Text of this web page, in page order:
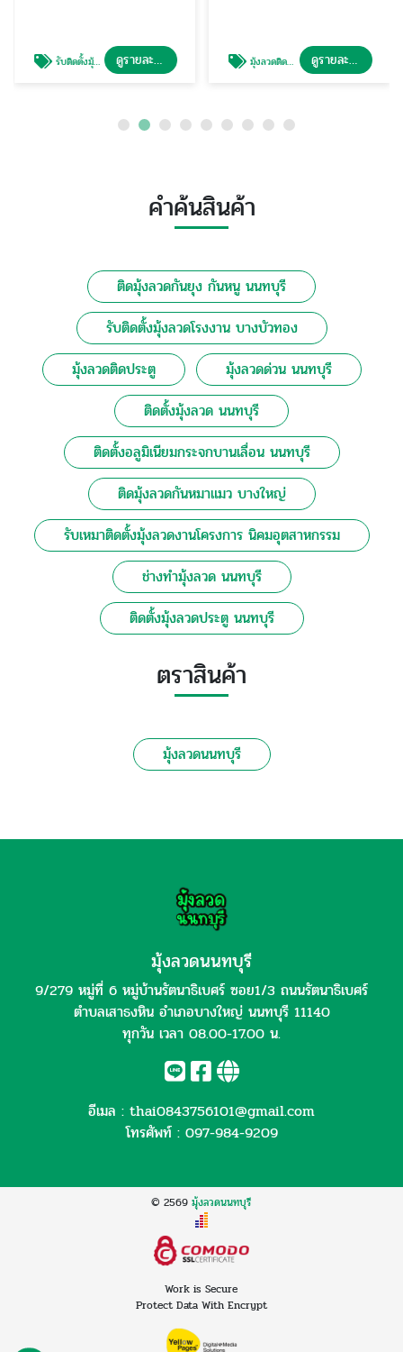
รับติดตั้งมุ้งลวดโรงงาน บางบัวทอง ดูรายละเอียด มุ้งลวดติดประตู ดูรายละเอียด
คำค้นสินค้า
ติดมุ้งลวดกันยุง กันหนู นนทบุรี
รับติดตั้งมุ้งลวดโรงงาน บางบัวทอง
มุ้งลวดติดประตู
มุ้งลวดด่วน นนทบุรี
ติดตั้งมุ้งลวด นนทบุรี
ติดตั้งอลูมิเนียมกระจกบานเลื่อน นนทบุรี
ติดมุ้งลวดกันหมาแมว บางใหญ่
รับเหมาติดตั้งมุ้งลวดงานโครงการ นิคมอุตสาหกรรม
ช่างทำมุ้งลวด นนทบุรี
ติดตั้งมุ้งลวดประตู นนทบุรี
ตราสินค้า
มุ้งลวดนนทบุรี
มุ้งลวดนนทบุรี
9/279 หมู่ที่ 6 หมู่บ้านรัตนาธิเบศร์ ซอย1/3 ถนนรัตนาธิเบศร์
ตำบลเสาธงหิน อำเภอบางใหญ่ นนทบุรี 11140
ทุกวัน เวลา 08.00-17.00 น.
อีเมล : thai0843756101@gmail.com
โทรศัพท์ : 097-984-9209
© 2569 มุ้งลวดนนทบุรี
Work is Secure
Protect Data With Encrypt